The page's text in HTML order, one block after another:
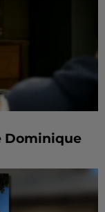
Dominique